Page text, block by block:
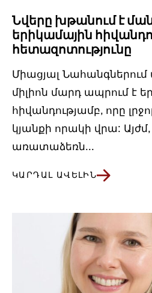
Նվերը խթանում է
երիկամային
հետազոտությունը
Միացյալ Նահանգներում
միլիոն մարդ ապրում է
հիվանդությամբ, որը
կյանքի որակի վրա: Այժմ,
առատաձեռն...
ԿԱՐԴԱԼ ԱՎԵԼԻՆ